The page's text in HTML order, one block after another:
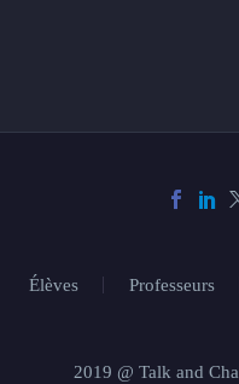
Élèves Professeurs
2019 @ Talk and